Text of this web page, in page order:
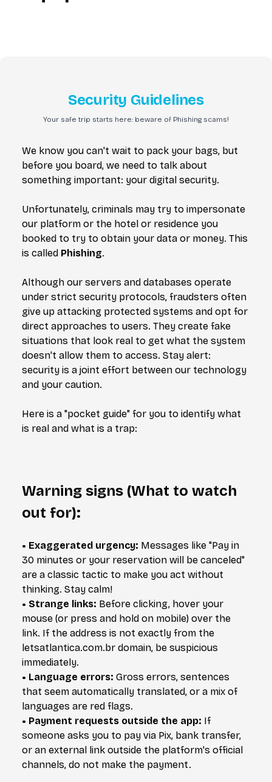
Security Guidelines
Your safe trip starts here: beware of Phishing scams!
We know you can't wait to pack your bags, but
before you board, we need to talk about
something important: your digital security.
Unfortunately, criminals may try to impersonate
our platform or the hotel or residence you
booked to try to obtain your data or money. This
is called Phishing.
Although our servers and databases operate
under strict security protocols, fraudsters often
give up attacking protected systems and opt for
direct approaches to users. They create fake
situations that look real to get what the system
doesn't allow them to access. Stay alert:
security is a joint effort between our technology
and your caution.
Here is a "pocket guide" for you to identify what
is real and what is a trap:
Warning signs (What to watch
out for):
• Exaggerated urgency: Messages like "Pay in
30 minutes or your reservation will be canceled"
are a classic tactic to make you act without
thinking. Stay calm!
• Strange links: Before clicking, hover your
mouse (or press and hold on mobile) over the
link. If the address is not exactly from the
letsatlantica.com.br domain, be suspicious
immediately.
• Language errors: Gross errors, sentences
that seem automatically translated, or a mix of
languages are red flags.
• Payment requests outside the app: If
someone asks you to pay via Pix, bank transfer,
or an external link outside the platform's official
channels, do not make the payment.